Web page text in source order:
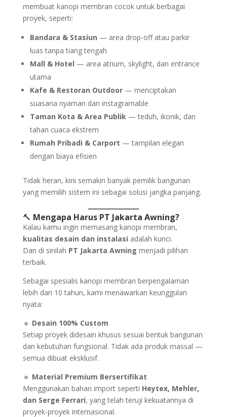
membuat kanopi membran cocok untuk berbagai
proyek, seperti:
Bandara & Stasiun — area drop-off atau parkir
luas tanpa tiang tengah
Mall & Hotel — area atrium, skylight, dan entrance
utama
Kafe & Restoran Outdoor— menciptakan
suasana nyaman dan instagramable
Taman Kota & Area Publik — teduh, ikonik, dan
tahan cuaca ekstrem
Rumah Pribadi & Carport — tampilan elegan
dengan biaya efisien
Tidak heran, kini semakin banyak pemilik bangunan
yang memilih sistem ini sebagai solusi jangka panjang.
🔨 Mengapa Harus PT Jakarta Awning?
Kalau kamu ingin memasang kanopi membran,
kualitas desain dan instalasi adalah kunci.
Dan di sinilah PT Jakarta Awning menjadi pilihan
terbaik.
Sebagai spesialis kanopi membran berpengalaman
lebih dari 10 tahun, kami menawarkan keunggulan
nyata:
🔹 Desain 100% Custom
Setiap proyek didesain khusus sesuai bentuk bangunan
dan kebutuhan fungsional. Tidak ada produk massal —
semua dibuat eksklusif.
🔹 Material Premium Bersertifikat
Menggunakan bahan import seperti Heytex, Mehler,
dan Serge Ferrari, yang telah teruji kekuatannya di
proyek-proyek internasional.